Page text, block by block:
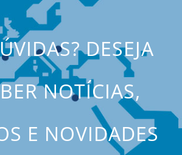
DESEJA
NOTÍCIAS,
E NOVIDADES